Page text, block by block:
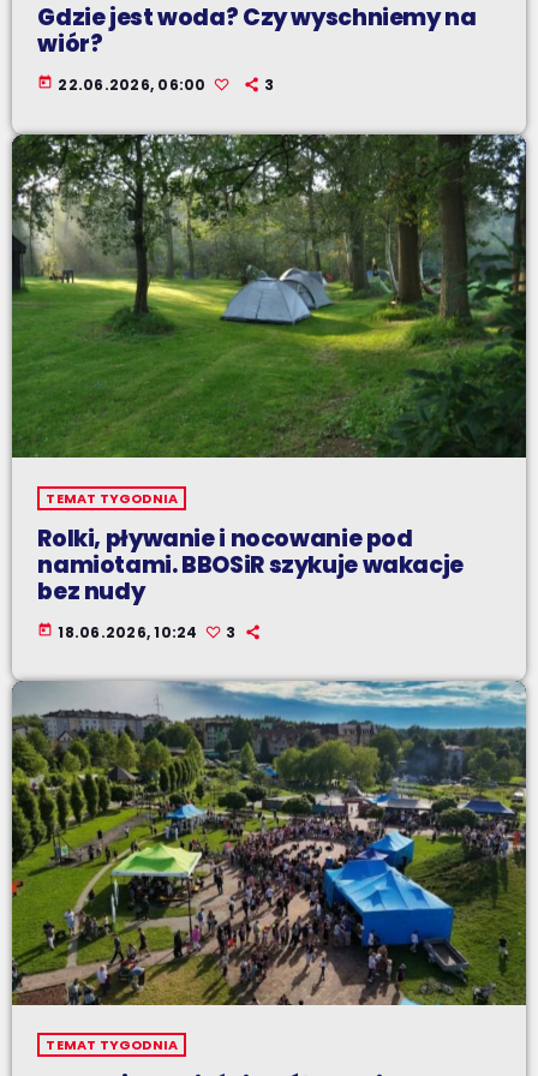
Gdzie jest woda? Czy wyschniemy na
wiór?
today 22.06.2026, 06:00 3
TEMAT TYGODNIA
Rolki, pływanie i nocowanie pod
namiotami. BBOSiR szykuje wakacje
bez nudy
today 18.06.2026, 10:24 3
TEMAT TYGODNIA